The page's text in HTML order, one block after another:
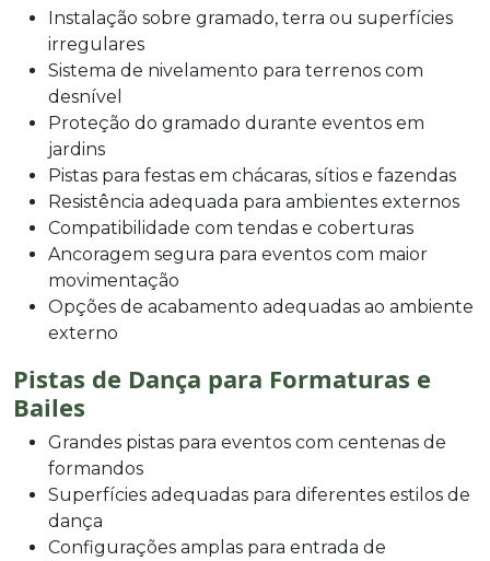
Instalação sobre gramado, terra ou superfícies
irregulares
Sistema de nivelamento para terrenos com
desnível
Proteção do gramado durante eventos em
jardins
Pistas para festas em chácaras, sítios e fazendas
Resistência adequada para ambientes externos
Compatibilidade com tendas e coberturas
Ancoragem segura para eventos com maior
movimentação
Opções de acabamento adequadas ao ambiente
externo
Pistas de Dança para Formaturas e
Bailes
Grandes pistas para eventos com centenas de
formandos
Superfícies adequadas para diferentes estilos de
dança
Configurações amplas para entrada de